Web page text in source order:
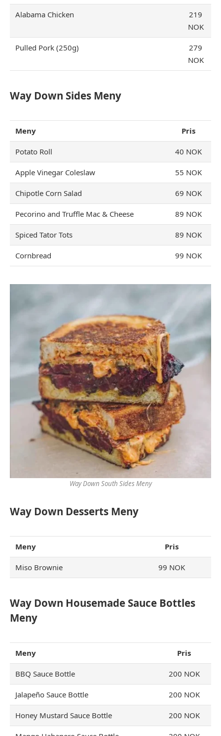
Alabama Chicken
219
NOK
Pulled Pork (250g)
279
NOK
Way Down Sides Meny
Meny Pris
Potato Roll 40 NOK
Apple Vinegar Coleslaw 55 NOK
Chipotle Corn Salad 69 NOK
Pecorino and Truffle Mac & Cheese 89 NOK
Spiced Tator Tots 89 NOK
Cornbread 99 NOK
Way Down South Sides Meny
Way Down Desserts Meny
Meny Pris
Miso Brownie 99 NOK
Way Down Housemade Sauce Bottles
Meny
Meny Pris
BBQ Sauce Bottle 200 NOK
Jalapeño Sauce Bottle 200 NOK
Honey Mustard Sauce Bottle 200 NOK